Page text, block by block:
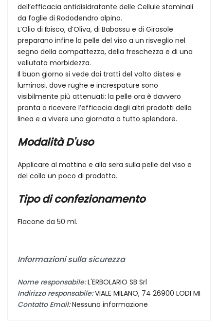
dell’efficacia antidisidratante delle Cellule staminali
da foglie di Rododendro alpino.
L’Olio di Ibisco, d’Oliva, di Babassu e di Girasole
preparano infine la pelle del viso a un risveglio nel
segno della compattezza, della freschezza e di una
vellutata morbidezza.
Il buon giorno si vede dai tratti del volto distesi e
luminosi, dove rughe e increspature sono
visibilmente più attenuati: la pelle ora è davvero
pronta a ricevere l’efficacia degli altri prodotti della
linea e a vivere una giornata a tutto splendore.
Modalità D'uso
Applicare al mattino e alla sera sulla pelle del viso e
del collo un poco di prodotto.
Tipo di confezionamento
Flacone da 50 ml.
Informazioni sulla sicurezza
Nome responsabile:L'ERBOLARIO SB Srl
Indirizzo responsabile:VIALE MILANO, 74 26900 LODI MI
Contatto Email:Nessuna informazione